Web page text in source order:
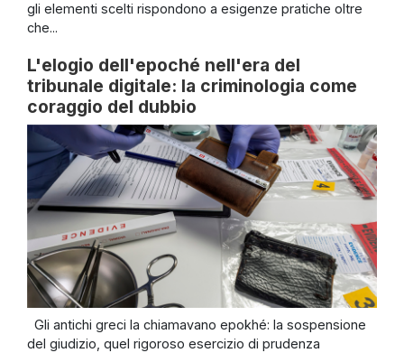
gli elementi scelti rispondono a esigenze pratiche oltre
che...
L'elogio dell'epoché nell'era del
tribunale digitale: la criminologia come
coraggio del dubbio
Gli antichi greci la chiamavano epokhé: la sospensione
del giudizio, quel rigoroso esercizio di prudenza